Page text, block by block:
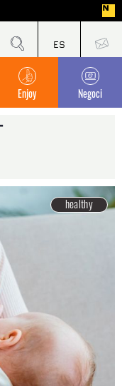
Enjoy Negoci
healthy